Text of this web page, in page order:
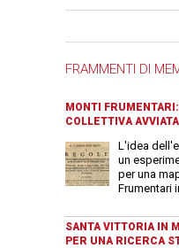
FRAMMENTI DI
MONTI
COLLETTIVA
L'idea
un
per una
Frumentari
SANTA VITTORIA IN
PER UNA RICERCA